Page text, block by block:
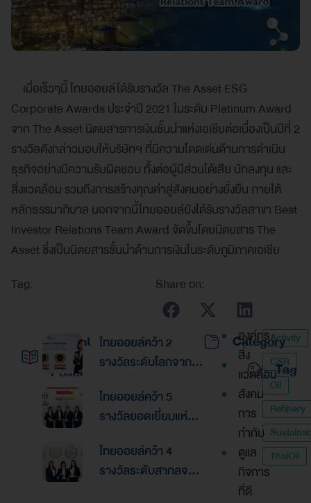
เมื่อเร็วๆนี้ ไทยออยล์ได้รับรางวัล The Asset ESG
Corporate Awards ประจำปี 2021 ในระดับ Platinum Award
จาก The Asset นิตยสารการเงินชั้นนำแห่งเอเชียต่อเนื่องเป็นปีที่ 2
รางวัลดังกล่าวมอบให้บริษัทฯ ที่มีความโดดเด่นด้านการดำเนิน
ธุรกิจอย่างมีความรับผิดชอบ ทั้งต่อผู้มีส่วนได้เสีย นักลงทุน และ
สิ่งแวดล้อม รวมถึงการสร้างคุณค่าสู่สังคมอย่างยั่งยืน ภายใต้
หลักธรรมาภิบาล นอกจากนี้ไทยออยล์ยังได้รับรางวัลสาขา Best
Investor Relations Team Award จัดขึ้นโดยนิตยสาร The
Asset ซึ่งเป็นนิตยสารชั้นนำด้านการเงินในระดับภูมิภาคเอเชีย
Tag:
Share on:
Recent
Posts
ไทยออยล์คว้า 2
รางวัลระดับโลกจาก
Finance Awards
2026ตอกย้ำความเป็น
เลิศด้านการบริหาร
การเงินและการระดม
ทุน
ไทยออยล์คว้า 5
รางวัลยอดเยี่ยมแห่ง
รางวัล “Asian
Excellence Award
ไทยออยล์คว้า 4
รางวัลระดับสากลจาก
Category
องค์กร
สิ่ง
แวดล้อม
สังคม
การ
กำกับ
ดูแล
กิจการ
ที่ดี
Tag
Activity
CSR
Oil
Refinery
ThaiOil